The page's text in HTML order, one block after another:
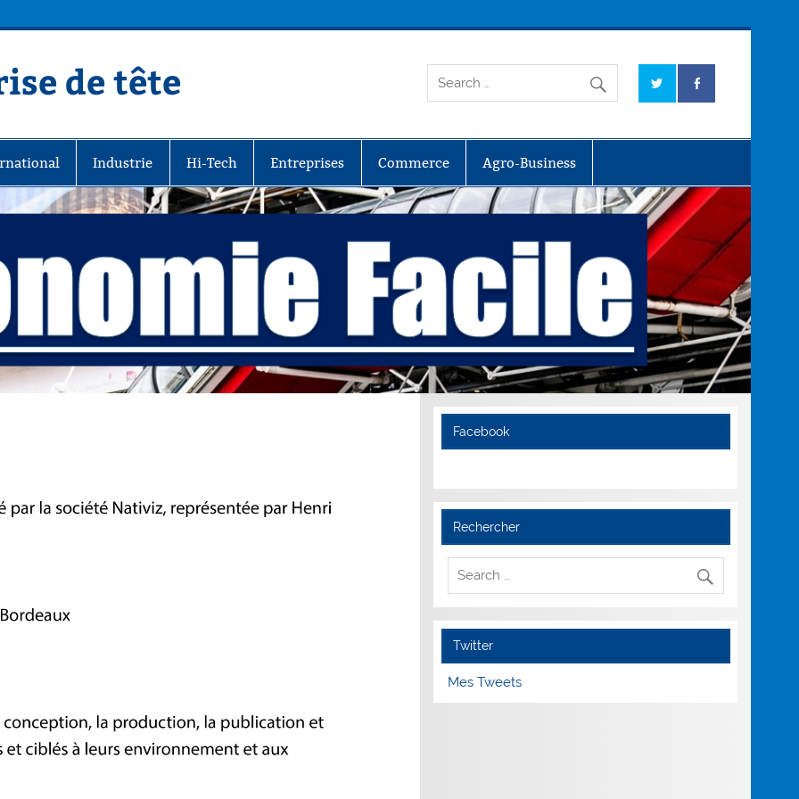
de tête
Industrie Hi-Tech Entreprises Commerce Agro-Business
Facebook
Rechercher
Twitter
Mes Tweets